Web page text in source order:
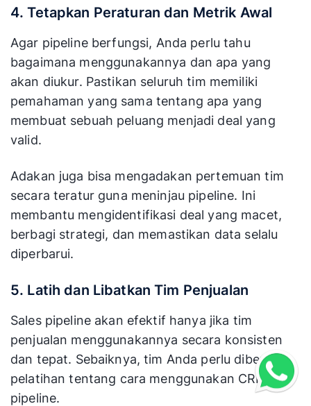
4. Tetapkan Peraturan dan Metrik Awal
Agar pipeline berfungsi, Anda perlu tahu
bagaimana menggunakannya dan apa yang
akan diukur. Pastikan seluruh tim memiliki
pemahaman yang sama tentang apa yang
membuat sebuah peluang menjadi deal yang
valid.
Adakan juga bisa mengadakan pertemuan tim
secara teratur guna meninjau pipeline. Ini
membantu mengidentifikasi deal yang macet,
berbagi strategi, dan memastikan data selalu
diperbarui.
5. Latih dan Libatkan Tim Penjualan
Sales pipeline akan efektif hanya jika tim
penjualan menggunakannya secara konsisten
dan tepat. Sebaiknya, tim Anda perlu diberikan
pelatihan tentang cara menggunakan CRM dan
pipeline.